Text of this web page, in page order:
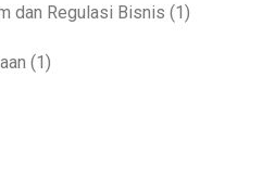
dan Regulasi Bisnis (1)
(1)